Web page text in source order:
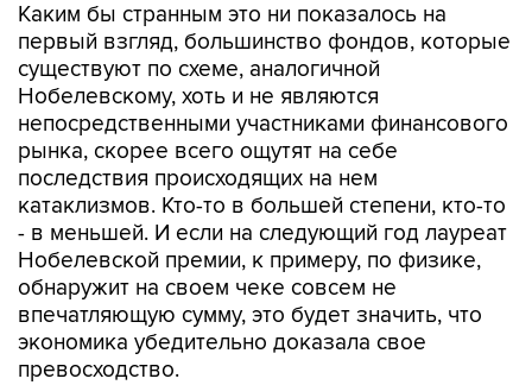
Каким бы странным это ни показалось на
первый взгляд, большинство фондов, которые
существуют по схеме, аналогичной
Нобелевскому, хоть и не являются
непосредственными участниками финансового
рынка, скорее всего ощутят на себе
последствия происходящих на нем
катаклизмов. Кто-то в большей степени, кто-то
- в меньшей. И если на следующий год лауреат
Нобелевской премии, к примеру, по физике,
обнаружит на своем чеке совсем не
впечатляющую сумму, это будет значить, что
экономика убедительно доказала свое
превосходство.